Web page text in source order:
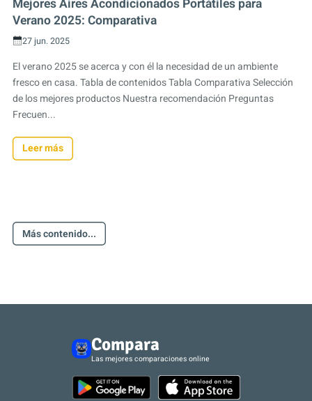
Mejores Aires Acondicionados Portátiles para
Verano 2025: Comparativa
27 jun. 2025
El verano 2025 se acerca y con él la necesidad de un ambiente
fresco en casa. Tabla de contenidos Tabla Comparativa Selección
de los mejores productos Nuestra recomendación Preguntas
Frecuen...
Leer más
Más contenido...
Compara
Las mejores comparaciones online